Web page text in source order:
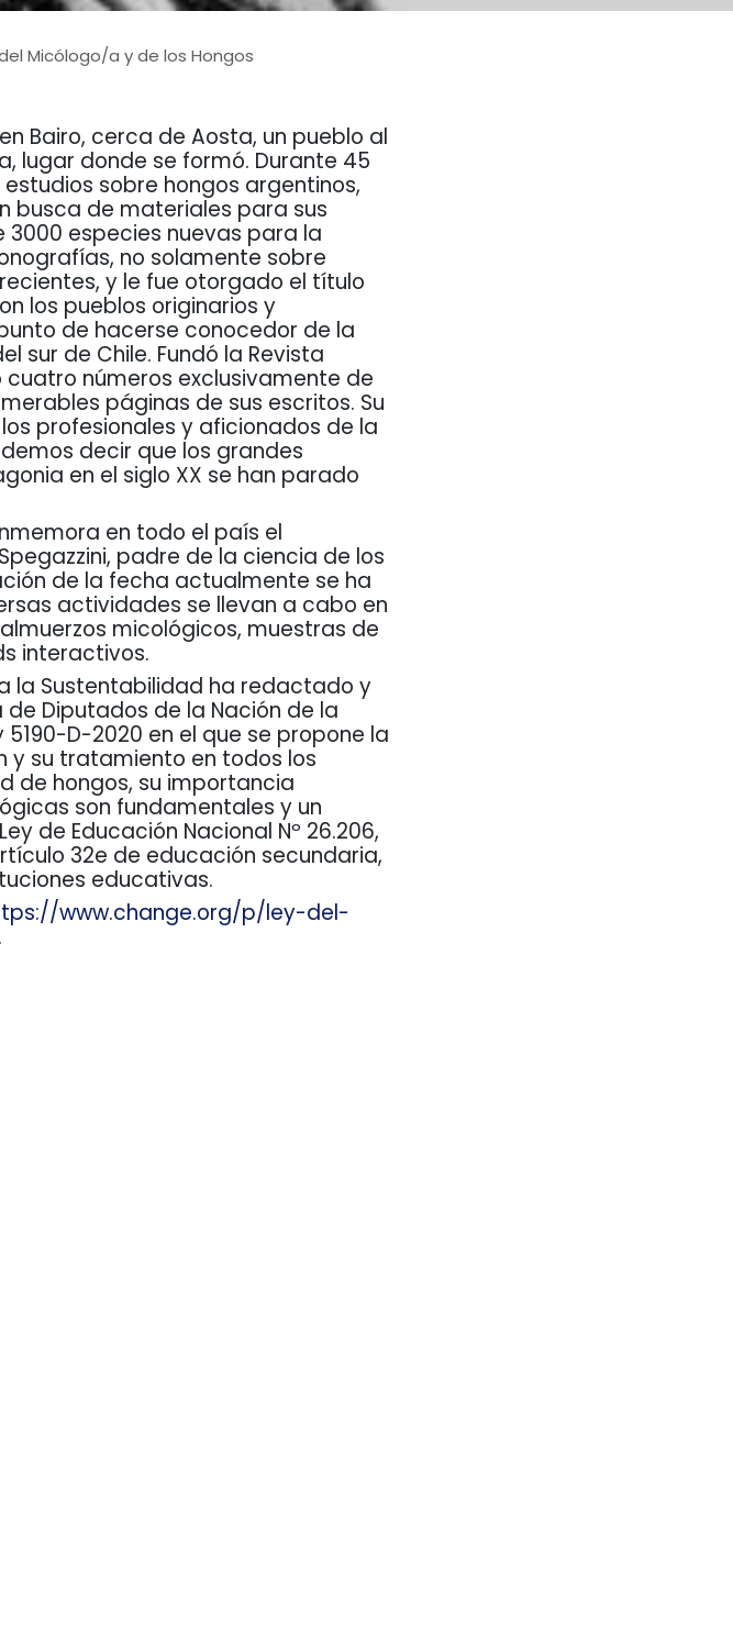
Micólogo/a y de los Hongos
Bairo, cerca de Aosta, un pueblo al
lugar donde se formó. Durante 45
sobre hongos argentinos,
busca de materiales para sus
especies nuevas para la
no solamente sobre
y le fue otorgado el título
los pueblos originarios y
de hacerse conocedor de la
sur de Chile. Fundó la Revista
números exclusivamente de
páginas de sus escritos. Su
profesionales y aficionados de la
decir que los grandes
en el siglo XX se han parado
en todo el país el
padre de la ciencia de los
de la fecha actualmente se ha
actividades se llevan a cabo en
micológicos, muestras de
interactivos.
la Sustentabilidad ha redactado y
Diputados de la Nación de la
D-2020 en el que se propone la
y su tratamiento en todos los
de hongos, su importancia
son fundamentales y un
de Educación Nacional Nº 26.206,
32e de educación secundaria,
educativas.
www.change.org/p/ley-del-
.